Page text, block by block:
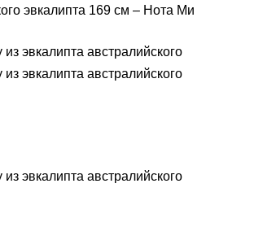
эвкалипта 169 см – Нота Ми